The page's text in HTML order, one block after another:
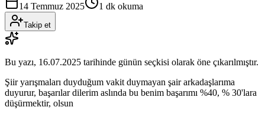
14 Temmuz 2025
1 dk okuma
Takip et
Bu yazı, 16.07.2025 tarihinde günün seçkisi olarak öne çıkarılmıştır.
Şiir yarışmaları duyduğum vakit duymayan şair arkadaşlarıma
duyurur, başarılar dilerim aslında bu benim başarımı %40, % 30'lara
düşürmektir, olsun